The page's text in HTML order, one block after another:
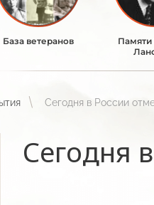
База ветеранов
Памяти
Сегодня в России
Сегодня